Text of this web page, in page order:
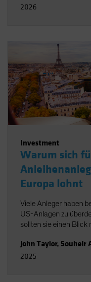
2026
Investment
Warum sich
Europa lohnt
Viele Anleger haben
US-Anlagen zu
sollten sie einen Blick
John Taylor, Souheir
2025